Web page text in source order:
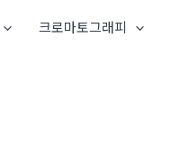
크로마토그래피